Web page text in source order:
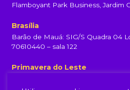
Flamboyant Park Business, Jardim
Brasília
Barão de Mauá: SIG/S Quadra 04
70610440 – sala 122
Primavera do Leste
Rua Rondonópolis, 231, Centro,
(65) 99960-6839